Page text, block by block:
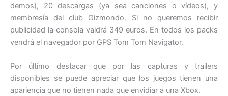
demos), 20 descargas (ya sea canciones o vídeos), y
membresía del club Gizmondo. Si no queremos recibir
publicidad la consola valdrá 349 euros. En todos los packs
vendrá el navegador por GPS Tom Tom Navigator.
Por último destacar que por las capturas y trailers
disponibles se puede apreciar que los juegos tienen una
apariencia que no tienen nada que envidiar a una Xbox.